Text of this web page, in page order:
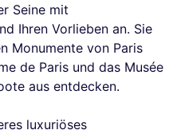
Seine mit
Ihren Vorlieben an. Sie
Monumente von Paris
de Paris und das Musée
aus entdecken.
luxuriöses